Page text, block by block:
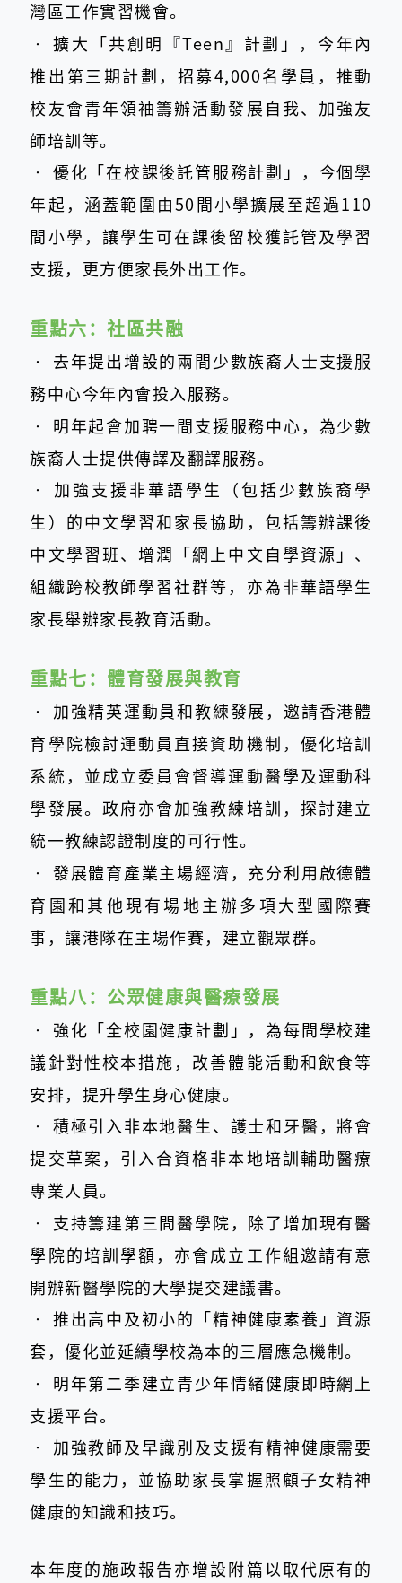
灣區工作實習機會。
‧擴大「共創明『Teen』計劃」，今年內
推出第三期計劃，招募4,000名學員，推動
校友會青年領袖籌辦活動發展自我、加強友
師培訓等。
‧ 優化「在校課後託管服務計劃」，今個學
年起，涵蓋範圍由50間小學擴展至超過110
間小學，讓學生可在課後留校獲託管及學習
支援，更方便家長外出工作。
重點六：社區共融
‧ 去年提出增設的兩間少數族裔人士支援服
務中心今年內會投入服務。
‧
明年起會加聘一間支援服務中心，為少數
族裔人士提供傳譯及翻譯服務。
‧ 加強支援非華語學生（包括少數族裔學
生）的中文學習和家長協助，包括籌辦課後
中文學習班、增潤「網上中文自學資源」、
組織跨校教師學習社群等，亦為非華語學生
家長舉辦家長教育活動。
重點七： 體育發展與教育
‧ 加強精英運動員和教練發展，邀請香港體
育學院檢討運動員直接資助機制，優化培訓
系統，並成立委員會督導運動醫學及運動科
學發展。政府亦會加強教練培訓，探討建立
統一教練認證制度的可行性。
‧ 發展體育產業主場經濟，充分利用啟德體
育園和其他現有場地主辦多項大型國際賽
事，讓港隊在主場作賽，建立觀眾群。
重點八： 公眾健康與醫療發展
‧ 強化「全校園健康計劃」，為每間學校建
議針對性校本措施，改善體能活動和飲食等
安排，提升學生身心健康。
‧ 積極引入非本地醫生、護士和牙醫，將會
提交草案，引入合資格非本地培訓輔助醫療
專業人員。
‧ 支持籌建第三間醫學院，除了增加現有醫
學院的培訓學額，亦會成立工作組邀請有意
開辦新醫學院的大學提交建議書。
‧ 推出高中及初小的「精神健康素養」資源
套，優化並延續學校為本的三層應急機制。
‧
明年第二季建立青少年情緒健康即時網上
支援平台。
‧ 加強教師及早識別及支援有精神健康需要
學生的能力，並協助家長掌握照顧子女精神
健康的知識和技巧。
本年度的施政報告亦增設附篇以取代原有的